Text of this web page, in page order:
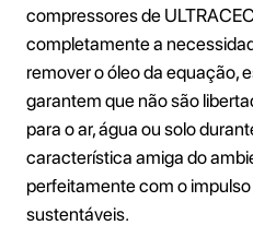
compressores de
completamente a
remover o óleo da equação,
garantem que não são
para o ar, água ou solo
característica amiga do
perfeitamente com o
sustentáveis.